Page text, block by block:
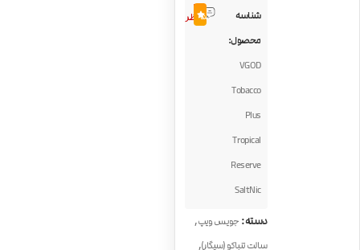
شناسه
محصول:
VGOD
Tobacco
Plus
Tropical
Reserve
SaltNic
4
نظر5.0
دسته: جویس ویپ,
سالت تنباکو (سیگار),